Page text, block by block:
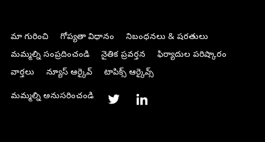
మా గురించి గోప్యతా విధానం
నిబంధనలు & షరతులు
మమ్మల్ని సంప్రదించండి
నైతిక ప్రవర్తన
ఫిర్యాదుల పరిష్కారం
వార్తలు
న్యూస్ ఆర్కైవ్ టాపిక్స్ ఆర్కైవ్స్
మమ్మల్ని అనుసరించండి